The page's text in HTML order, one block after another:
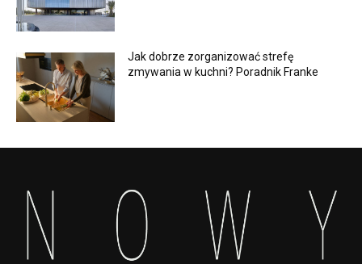
Jak dobrze zorganizować strefę
zmywania w kuchni? Poradnik Franke